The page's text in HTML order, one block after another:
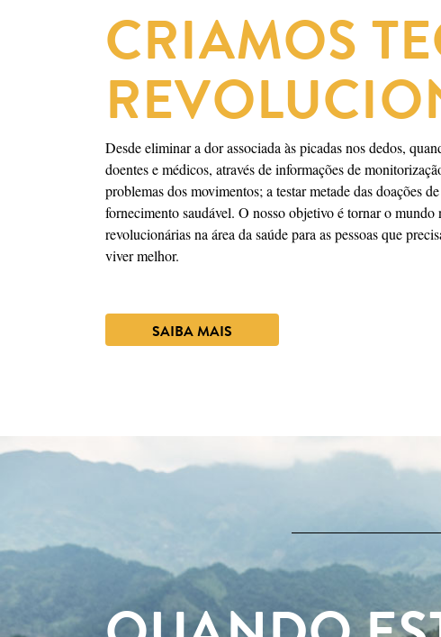
CRIAMOS
Desde eliminar a dor associada às picadas nos dedos,
doentes e médicos, através de informações de
problemas dos movimentos; a testar metade das doações
fornecimento saudável. O nosso objetivo é tornar o
revolucionárias na área da saúde para as pessoas que
viver melhor.
SAIBA MAIS